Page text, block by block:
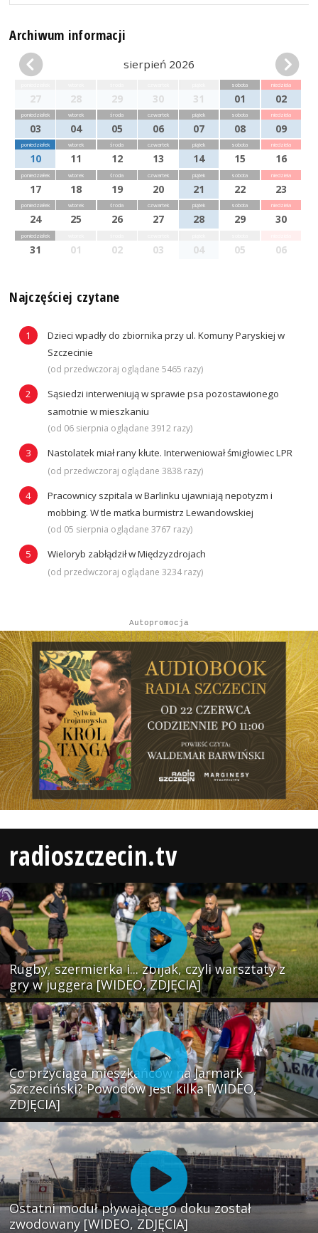
Archiwum informacji
sierpień 2026
27 28 29 30 31
sobota
01
niedziela
02
poniedziałek
03
wtorek
04
środa
05
czwartek
06
piątek
07
sobota
08
niedziela
09
poniedziałek
10
wtorek
11
środa
12
czwartek
13
piątek
14
sobota
15
niedziela
16
poniedziałek
17
wtorek
18
środa
19
czwartek
20
piątek
21
sobota
22
niedziela
23
poniedziałek
24
wtorek
25
środa
26
czwartek
27
piątek
28
sobota
29
niedziela
30
poniedziałek
31 01 02 03 04 05 06
Najczęściej czytane
Dzieci wpadły do zbiornika przy ul. Komuny Paryskiej w
Szczecinie
(od przedwczoraj oglądane 5465 razy)
Sąsiedzi interweniują w sprawie psa pozostawionego
samotnie w mieszkaniu
(od 06 sierpnia oglądane 3912 razy)
Nastolatek miał rany kłute. Interweniował śmigłowiec LPR
(od przedwczoraj oglądane 3838 razy)
Pracownicy szpitala w Barlinku ujawniają nepotyzm i
mobbing. W tle matka burmistrz Lewandowskiej
(od 05 sierpnia oglądane 3767 razy)
Wieloryb zabłądził w Międzyzdrojach
(od przedwczoraj oglądane 3234 razy)
Autopromocja
radioszczecin.tv
Rugby, szermierka i... zbijak, czyli warsztaty z
gry w juggera [WIDEO, ZDJĘCIA]
Co przyciąga mieszkańców na Jarmark
Szczeciński? Powodów jest kilka [WIDEO,
ZDJĘCIA]
Ostatni moduł pływającego doku został
zwodowany [WIDEO, ZDJĘCIA]